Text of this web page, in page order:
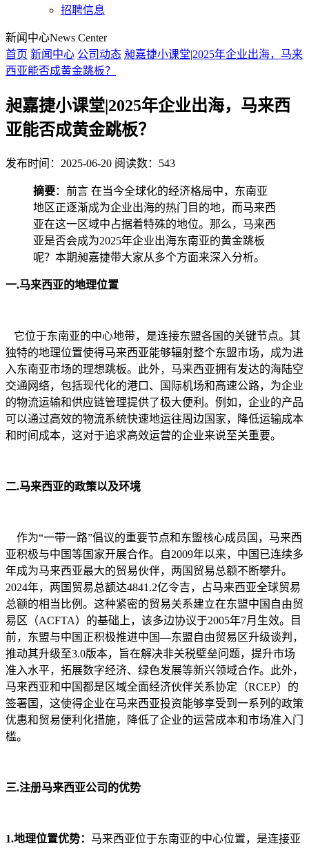
招聘信息
新闻中心News Center
首页 新闻中心 公司动态 昶嘉捷小课堂|2025年企业出海，马来
西亚能否成黄金跳板？
昶嘉捷小课堂|2025年企业出海，马来西
亚能否成黄金跳板？
发布时间：2025-06-20 阅读数：543
摘要：前言 在当今全球化的经济格局中，东南亚
地区正逐渐成为企业出海的热门目的地，而马来西
亚在这一区域中占据着特殊的地位。那么，马来西
亚是否会成为2025年企业出海东南亚的黄金跳板
呢？本期昶嘉捷带大家从多个方面来深入分析。
一.马来西亚的地理位置
它位于东南亚的中心地带，是连接东盟各国的关键节点。其
独特的地理位置使得马来西亚能够辐射整个东盟市场，成为进
入东南亚市场的理想跳板。此外，马来西亚拥有发达的海陆空
交通网络，包括现代化的港口、国际机场和高速公路，为企业
的物流运输和供应链管理提供了极大便利。例如，企业的产品
可以通过高效的物流系统快速地运往周边国家，降低运输成本
和时间成本，这对于追求高效运营的企业来说至关重要。
二.马来西亚的政策以及环境
作为“一带一路”倡议的重要节点和东盟核心成员国，马来西
亚积极与中国等国家开展合作。自2009年以来，中国已连续多
年成为马来西亚最大的贸易伙伴，两国贸易总额不断攀升。
2024年，两国贸易总额达4841.2亿令吉，占马来西亚全球贸易
总额的相当比例。这种紧密的贸易关系建立在东盟中国自由贸
易区（ACFTA）的基础上，该多边协议于2005年7月生效。目
前，东盟与中国正积极推进中国—东盟自由贸易区升级谈判，
推动其升级至3.0版本，旨在解决非关税壁垒问题，提升市场
准入水平，拓展数字经济、绿色发展等新兴领域合作。此外，
马来西亚和中国都是区域全面经济伙伴关系协定（RCEP）的
签署国，这使得企业在马来西亚投资能够享受到一系列的政策
优惠和贸易便利化措施，降低了企业的运营成本和市场准入门
槛。
三.注册马来西亚公司的优势
1.地理位置优势： 马来西亚位于东南亚的中心位置，是连接亚